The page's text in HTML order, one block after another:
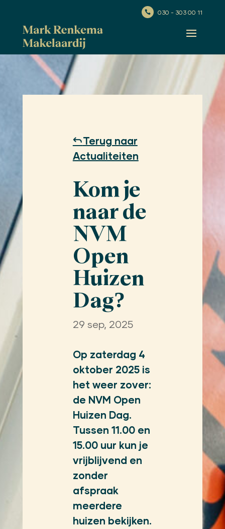
 030 - 303 00 11
Terug naar
Actualiteiten
Kom je
naar de
NVM
Open
Huizen
Dag?
29 sep, 2025
Op zaterdag 4
oktober 2025 is
het weer zover:
de NVM Open
Huizen Dag.
Tussen 11.00 en
15.00 uur kun je
vrijblijvend en
zonder
afspraak
meerdere
huizen bekijken.